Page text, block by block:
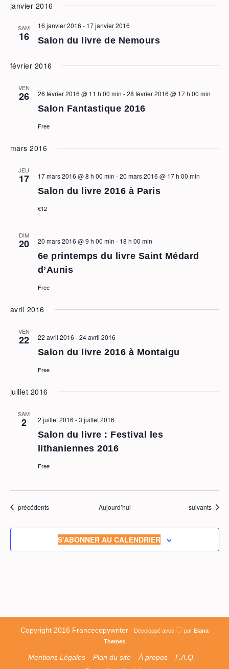
janvier 2016
SAM
16
16 janvier 2016 - 17 janvier 2016
Salon du livre de Nemours
février 2016
VEN
26 26 février 2016 @ 11 h 00 min -28 février 2016 @ 17 h 00 min
Salon Fantastique 2016
Free
mars 2016
JEU
17 17 mars 2016 @ 8 h 00 min -20 mars 2016 @ 17 h 00 min
Salon du livre 2016 à Paris
€12
DIM
20 20 mars 2016 @ 9 h 00 min - 18 h 00 min
6e printemps du livre Saint Médard
d’Aunis
Free
avril 2016
VEN
22 22 avril 2016 -24 avril 2016
Salon du livre 2016 à Montaigu
Free
juillet 2016
SAM
2 2 juillet 2016 -3 juillet 2016
Salon du livre : Festival les
lithaniennes 2016
Free
Évènements
précédents Aujourd’hui Évènements
suivants
S’ABONNER AU CALENDRIER
Copyright 2016 Francecopywriter - Développé avec par Elana
Themes
Mentions Légales Plan du site À propos
F.A.Q.